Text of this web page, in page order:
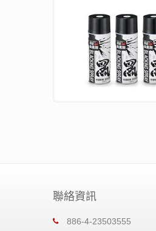
聯絡資訊
886-4-23503555